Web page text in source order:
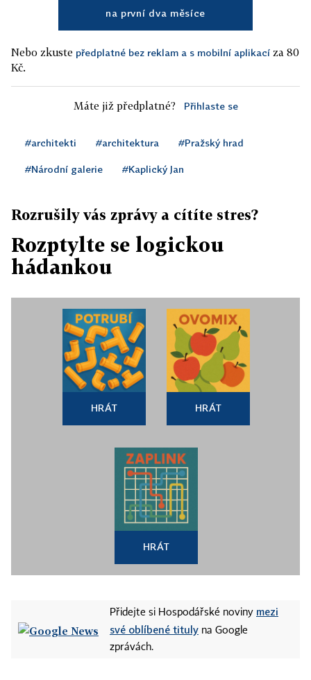
na první dva měsíce
Nebo zkuste předplatné bez reklam a s mobilní aplikací za 80
Kč.
Máte již předplatné? Přihlaste se
#architekti #architektura #Pražský hrad
#Národní galerie #Kaplický Jan
Rozrušily vás zprávy a cítíte stres?
Rozptylte se logickou
hádankou
HRÁT HRÁT
HRÁT
Přidejte si Hospodářské noviny mezi
své oblíbené tituly na Google
zprávách.